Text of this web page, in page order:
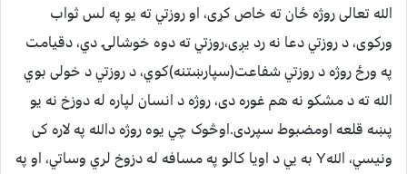
الله تعالی روژه ځان ته خاص کړی، او روزتي ته يو په لس ثواب
ورکوی، د روزتي دعا نه رد يږی،روزتي ته دوه خوشالۍ دي، دقيامت
په ورځ روژه د روزتي شفاعت(سپارښتنه)کوي، د روزتي د خولی بوي
الله ته د مشکو نه هم غوره دی، روژه د انسان لپاره له دوزخ نه يو
پښه قلعه اومضبوط سپردی.اوڅوک چي يوه روژه دالله په ﻻره کی
ونيسي، اللهY به يي د اويا کالو په مسافه له دزوخ لري وساتي، او په